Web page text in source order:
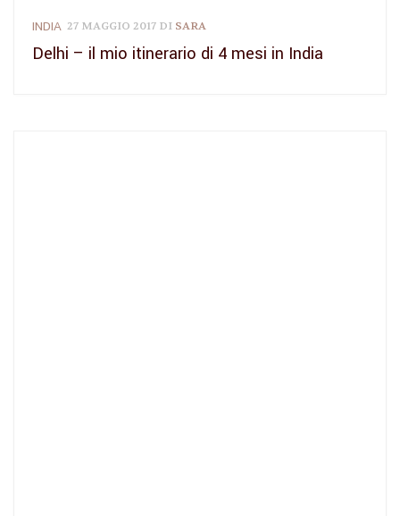
INDIA 27 MAGGIO 2017 DI SARA
Delhi – il mio itinerario di 4 mesi in India